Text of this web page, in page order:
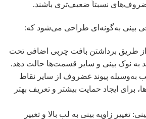
نسبتاً ضعیف‌تری باشند.
بینی به‌گونه‌ای طراحی می‌شود که:
طریق برداشتن بافت چربی اضافی تحت
به نوک بینی و سایر قسمت‌ها حالت دهد.
به‌وسیله پیوند غضروف از سایر نقاط
برای ایجاد حمایت بیشتر و تعریف بهتر
تغییر زاویه بینی به لب بالا و تغییر